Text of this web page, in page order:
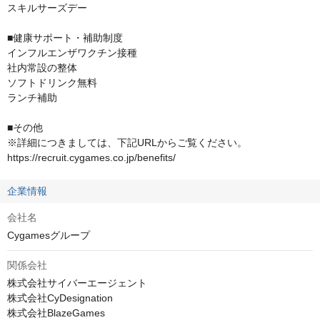
スキルサーズデー
■健康サポート・補助制度
インフルエンザワクチン接種
社内常設の整体
ソフトドリンク無料
ランチ補助
■その他
※詳細につきましては、下記URLからご覧ください。
https://recruit.cygames.co.jp/benefits/
企業情報
会社名
Cygamesグループ
関係会社
株式会社サイバーエージェント
株式会社CyDesignation
株式会社BlazeGames